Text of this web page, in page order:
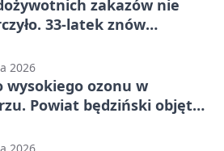
zakazów nie
33-latek znów
2026
wysokiego ozonu w
Powiat będziński objęty